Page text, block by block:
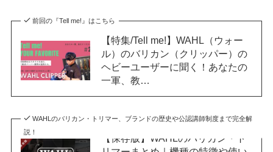
前回の『Tell me!』はこちら
【特集/Tell me!】WAHL（ウォー
ル）のバリカン（クリッパー）の
ヘビーユーザーに聞く！あなたの
一軍、教…
WAHLのバリカン・トリマー、ブランドの歴史や公認講師制度まで完全解
説！
【保存版】WAHLのバリカン・ト